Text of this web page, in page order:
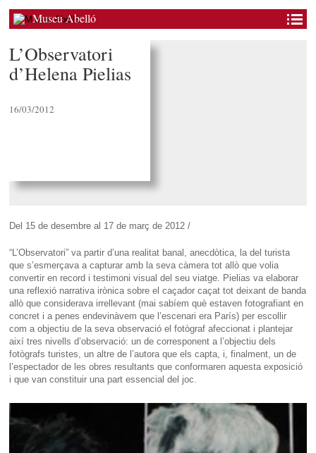
Museu Abelló
L’Observatori
d’Helena Pielias
16/03/2012
Del 15 de desembre al 17 de març de 2012 /
“L’Observatori” va partir d’una realitat banal, anecdòtica, la del turista
que s’esmerçava a capturar amb la seva càmera tot allò que volia
convertir en record i testimoni visual del seu viatge. Pielias va elaborar
una reflexió narrativa irònica sobre el caçador caçat tot deixant de banda
allò que considerava irrellevant (mai sabíem què estaven fotografiant en
concret i a penes endevinàvem que l’escenari era París) per escollir
com a objectiu de la seva observació el fotògraf afeccionat i plantejar
així tres nivells d’observació: un de corresponent a l’objectiu dels
fotògrafs turistes, un altre de l’autora que els capta, i, finalment, un de
l’espectador de les obres resultants que conformaren aquesta exposició
i que van constituir una part essencial del joc.